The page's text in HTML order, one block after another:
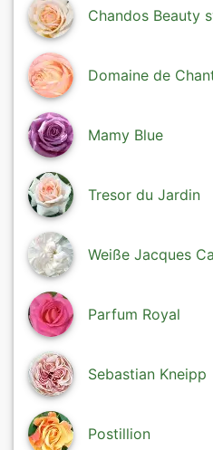
Chandos Beauty
Domaine de
Mamy Blue
Tresor du Jardin
Weiße Jacques
Parfum Royal
Sebastian Kneipp
Postillion